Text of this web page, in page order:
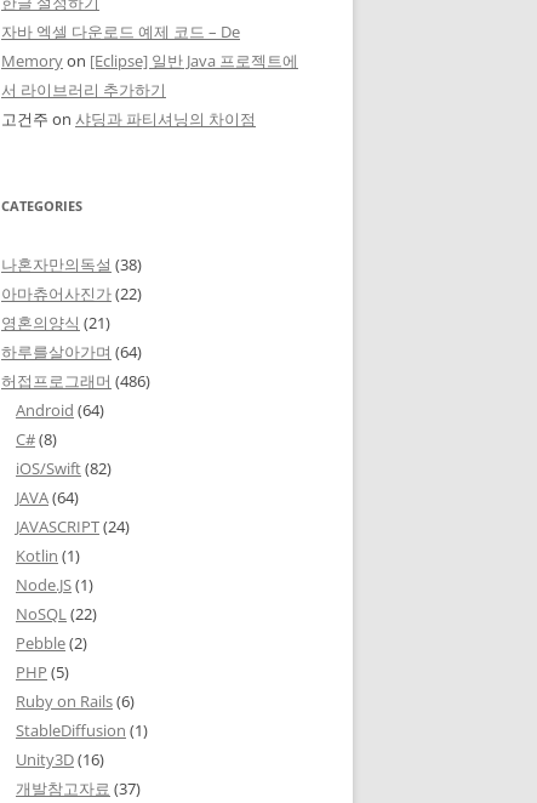
jumbo instruction
자바 엑셀 다운로드 예제 코드 – De
Memoryon [Eclipse] 일반 Java 프로젝트에
서 라이브러리 추가하기
고건주 on 샤딩과 파티셔닝의 차이점
CATEGORIES
나혼자만의독설 (38)
아마츄어사진가(22)
영혼의양식 (21)
하루를살아가며 (64)
허접프로그래머 (486)
Android (64)
C#(8)
iOS/Swift(82)
JAVA(64)
JAVASCRIPT(24)
Kotlin (1)
Node.JS(1)
NoSQL(22)
Pebble(2)
PHP (5)
Ruby on Rails(6)
StableDiffusion (1)
Unity3D(16)
개발참고자료 (37)